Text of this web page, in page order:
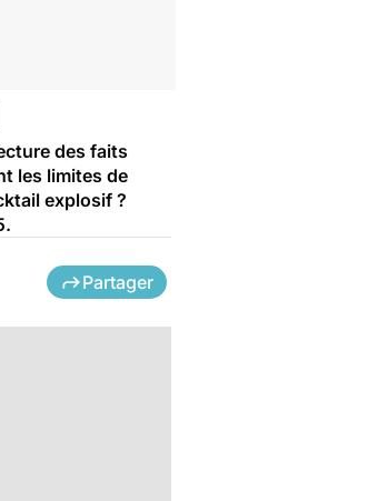
des faits
les limites de
explosif ?
Partager